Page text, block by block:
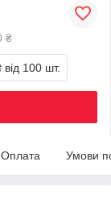
₴
від 100 шт.
Оплата Умови